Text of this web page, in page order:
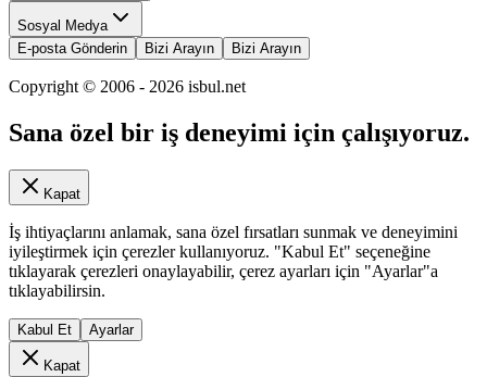
Sosyal Medya
E-posta Gönderin
Bizi Arayın Bizi Arayın
Copyright © 2006 - 2026 isbul.net
Sana özel bir iş deneyimi için çalışıyoruz.
Kapat
İş ihtiyaçlarını anlamak, sana özel fırsatları sunmak ve deneyimini
iyileştirmek için çerezler kullanıyoruz. "Kabul Et" seçeneğine
tıklayarak çerezleri onaylayabilir, çerez ayarları için "Ayarlar"a
tıklayabilirsin.
Kabul Et Ayarlar
Kapat